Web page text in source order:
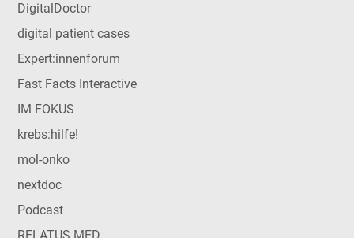
DigitalDoctor
digital patient cases
Expert:innenforum
Fast Facts Interactive
IM FOKUS
krebs:hilfe!
mol-onko
nextdoc
Podcast